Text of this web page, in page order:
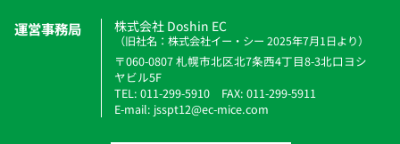
運営事務局 株式会社 Doshin EC
（旧社名：株式会社イー・シー 2025年7月1日より）
〒060-0807 札幌市北区北7条西4丁目8-3北口ヨシ
ヤビル5F
TEL: 011-299-5910 FAX: 011-299-5911
E-mail: jsspt12@ec-mice.com